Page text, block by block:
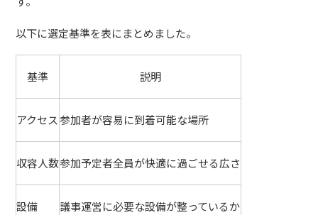
以下に選定基準を表にまとめました。
基準 説明
アクセス参加者が容易に到着可能な場所
収容人数参加予定者全員が快適に過ごせる広さ
設備 議事運営に必要な設備が整っているか